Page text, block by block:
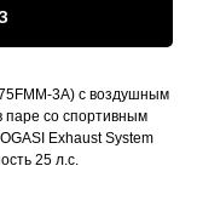
3A) с воздушным
паре со спортивным
Exhaust System
25 л.с.